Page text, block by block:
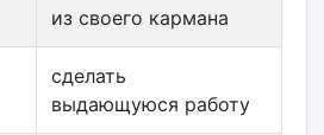
из своего кармана
сделать
выдающуюся работу